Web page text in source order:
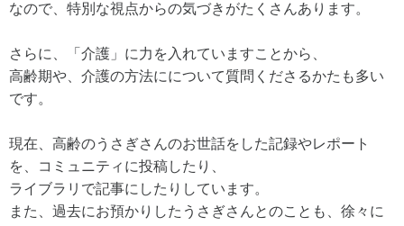
なので、特別な視点からの気づきがたくさんあります。
さらに、「介護」に力を入れていますことから、
高齢期や、介護の方法にについて質問くださるかたも多い
です。
現在、高齢のうさぎさんのお世話をした記録やレポート
を、コミュニティに投稿したり、
ライブラリで記事にしたりしています。
また、過去にお預かりしたうさぎさんとのことも、徐々に